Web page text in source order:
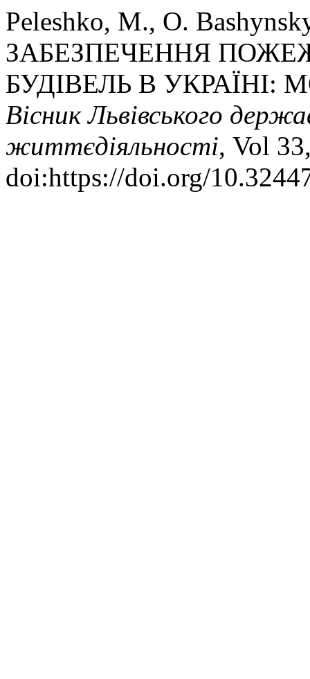
Peleshko, M., O.
ЗАБЕЗПЕЧЕННЯ
БУДІВЕЛЬ В УКРАЇНІ:
Вісник Львівського
життєдіяльності, Vol
doi:https://doi.org/